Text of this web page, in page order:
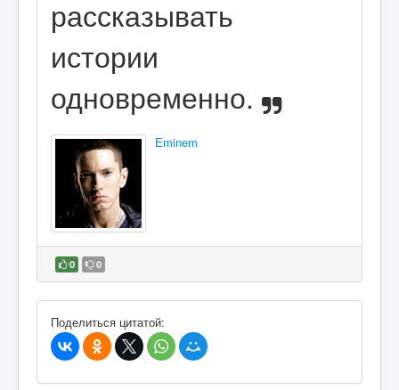
рассказывать
истории
одновременно.
Eminem
0 0
В избранное
Поделиться цитатой: